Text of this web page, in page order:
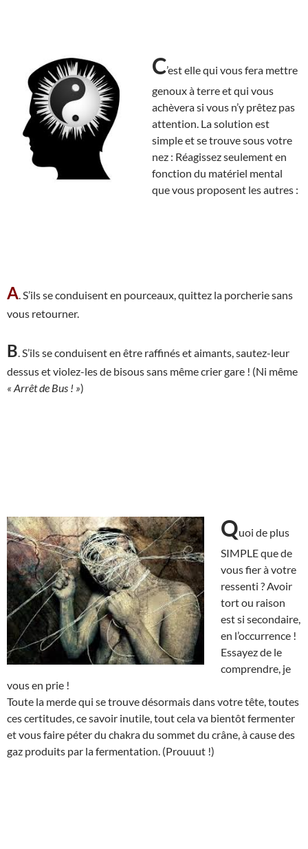
C’est elle qui vous fera mettre
genoux à terre et qui vous
achèvera si vous n’y prêtez pas
attention. La solution est
simple et se trouve sous votre
nez : Réagissez seulement en
fonction du matériel mental
que vous proposent les autres :
A . S’ils se conduisent en pourceaux, quittez la porcherie sans
vous retourner.
B . S’ils se conduisent en être raffinés et aimants, sautez-leur
dessus et violez-les de bisous sans même crier gare ! (Ni même
« Arrêt de Bus ! »)
Quoi de plus
SIMPLE que de
vous fier à votre
ressenti ? Avoir
tort ou raison
est si secondaire,
en l’occurrence !
Essayez de le
comprendre, je
vous en prie !
Toute la merde qui se trouve désormais dans votre tête, toutes
ces certitudes, ce savoir inutile, tout cela va bientôt fermenter
et vous faire péter du chakra du sommet du crâne, à cause des
gaz produits par la fermentation. (Prouuut !)